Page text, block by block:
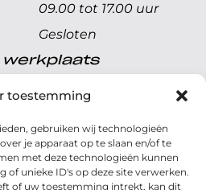
toestemming
gebruiken wij technologieën
je apparaat op te slaan en/of te
met deze technologieën kunnen
of unieke ID's op deze site verwerken.
of uw toestemming intrekt, kan dit
09.00 tot 17.00 uur
Gesloten
werkplaats
08.00 tot 17.00 uur
Gesloten